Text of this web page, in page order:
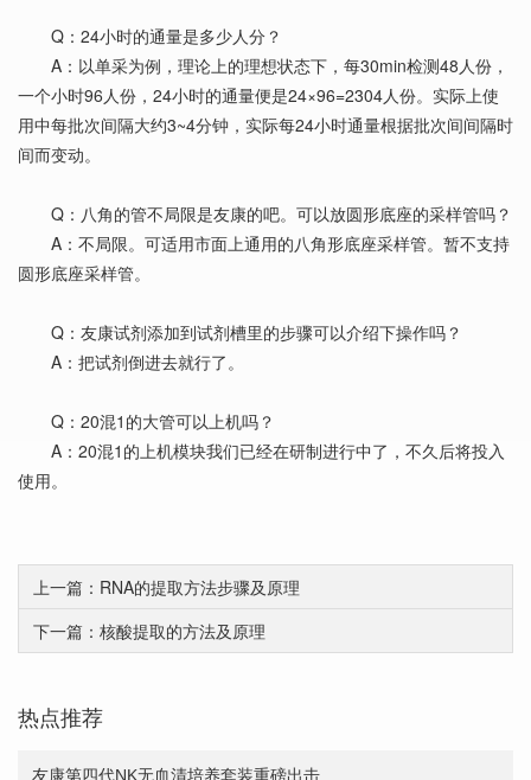
Q：24小时的通量是多少人分？
A：以单采为例，理论上的理想状态下，每30min检测48人份，
一个小时96人份，24小时的通量便是24×96=2304人份。实际上使
用中每批次间隔大约3~4分钟，实际每24小时通量根据批次间间隔时
间而变动。
Q：八角的管不局限是友康的吧。可以放圆形底座的采样管吗？
A：不局限。可适用市面上通用的八角形底座采样管。暂不支持
圆形底座采样管。
Q：友康试剂添加到试剂槽里的步骤可以介绍下操作吗？
A：把试剂倒进去就行了。
Q：20混1的大管可以上机吗？
A：20混1的上机模块我们已经在研制进行中了，不久后将投入
使用。
上一篇：RNA的提取方法步骤及原理
下一篇：核酸提取的方法及原理
热点推荐
友康第四代NK无血清培养套装重磅出击